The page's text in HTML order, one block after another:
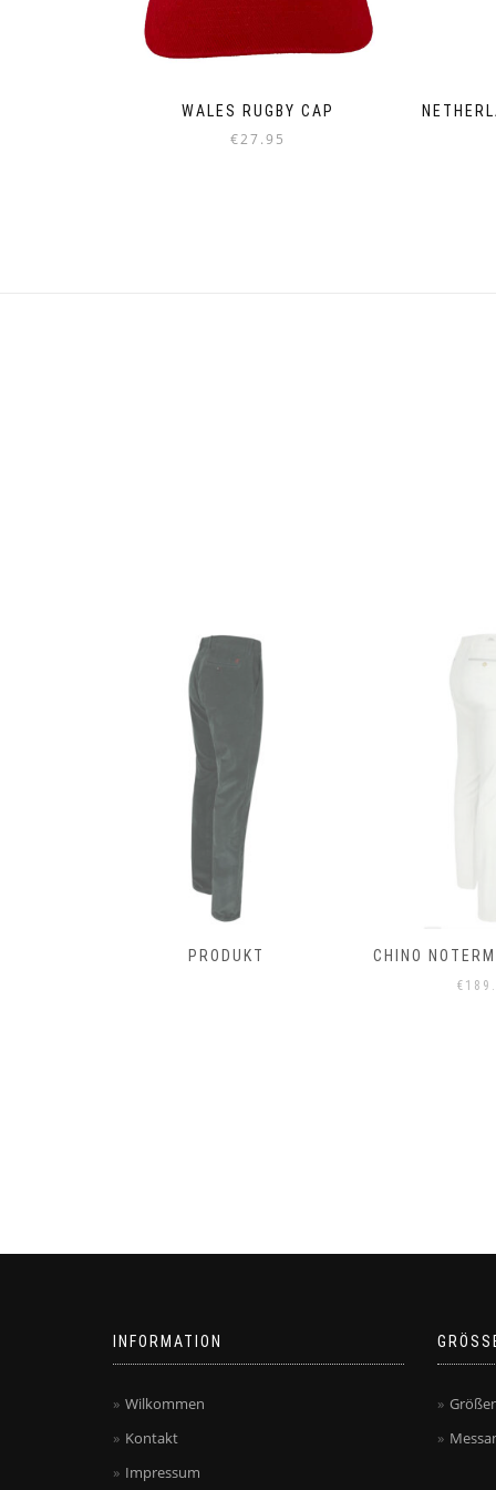
WALES RUGBY CAP
€27.95
PRODUKT CHINO
€
INFORMATION
Wilkommen
Kontakt
Impressum